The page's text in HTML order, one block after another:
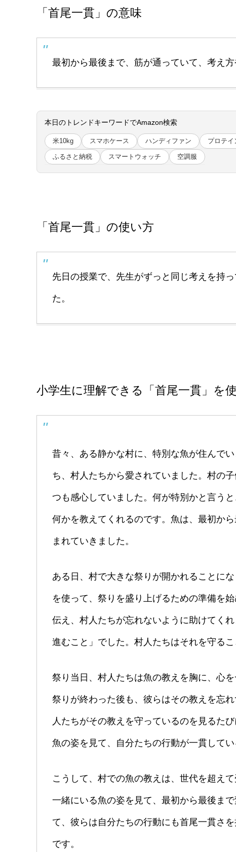
「首尾一貫」の意味
最初から最後まで、筋が通っていて、考え
本日のトレンドキーワードでAmazon検索
米10kg スマホケース ハンディファン プロテイ
ふるさと納税 スマートウォッチ 空調服
「首尾一貫」の使い方
先日の授業で、先生がずっと同じ考えを持
た。
小学生に理解できる「首尾一貫」を
昔々、ある静かな村に、特別な魚が住んで
ち、村人たちから愛されていました。村の
つも感心していました。何が特別かと言う
何かを教えてくれるのです。魚は、最初か
まれていきました。
ある日、村で大きな祭りが開かれることに
を使って、祭りを盛り上げるための準備を
伝え、村人たちが忘れないように助けてく
進むこと」でした。村人たちはそれを守る
祭り当日、村人たちは魚の教えを胸に、心
祭りが終わった後も、彼らはその教えを忘
人たちがその教えを守っているのを見るた
魚の姿を見て、自分たちの行動が一貫して
こうして、村での魚の教えは、世代を超え
一緒にいる魚の姿を見て、最初から最後ま
て、彼らは自分たちの行動にも首尾一貫さ
です。